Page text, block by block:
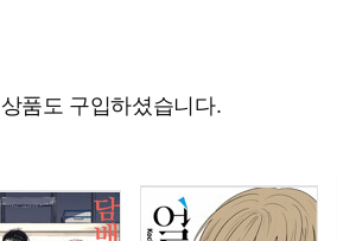
품도 구입하셨습니다.